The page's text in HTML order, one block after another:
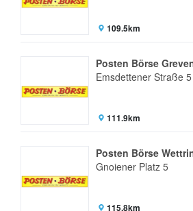
109.5km
Posten Börse
Emsdettener Straße 5
111.9km
Posten Börse
Gnoiener Platz 5
115.8km